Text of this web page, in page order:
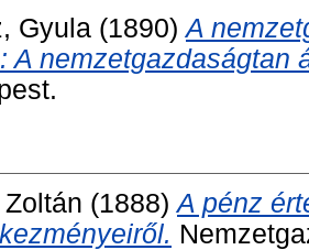
Gyula (1890)A
A nemzetgazdaságtan
(1888)A pénz